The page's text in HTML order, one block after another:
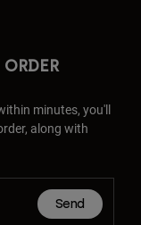
minutes, you'll
along with
Send